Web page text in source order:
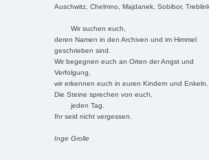
Auschwitz, Chelmno, Majdanek, Sobibor,
Wir suchen euch,
deren Namen in den Archiven und im Himmel
geschrieben sind.
Wir begegnen euch an Orten der Angst und
Verfolgung,
wir erkennen euch in euren Kindern und Enkeln.
Die Steine sprechen von euch,
jeden Tag.
Ihr seid nicht vergessen.
Inge Grolle